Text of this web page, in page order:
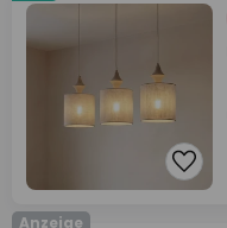
Anzeige